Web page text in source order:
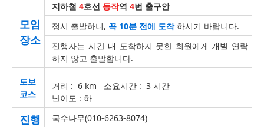
모임
장소
지하철 4호선 동작역 4번 출구안
정시 출발하니, 꼭 10분 전에 도착하시기 바랍니다.
진행자는 시간 내 도착하지 못한 회원에게 개별 연락
하지 않고 출발합니다.
도보
코스
거리 : 6 km 소요시간 : 3 시간
난이도 : 하
진행
국수나무(010-6263-8074)